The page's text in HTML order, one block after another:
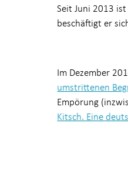
Seit Juni 2013
beschäftigt er
Im Dezember
umstrittenen
Empörung
Kitsch. Eine